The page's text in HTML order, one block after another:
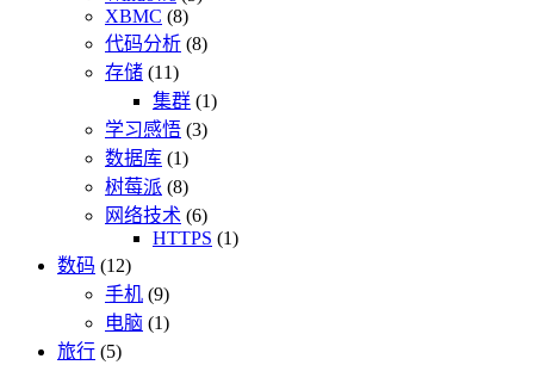
XBMC (8)
代码分析 (8)
存储 (11)
集群 (1)
学习感悟 (3)
数据库 (1)
树莓派 (8)
网络技术 (6)
HTTPS (1)
数码 (12)
手机 (9)
电脑 (1)
旅行 (5)